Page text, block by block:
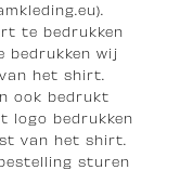
te bedrukken
bedrukken wij
het shirt.
ook bedrukt
logo bedrukken
van het shirt.
sturen